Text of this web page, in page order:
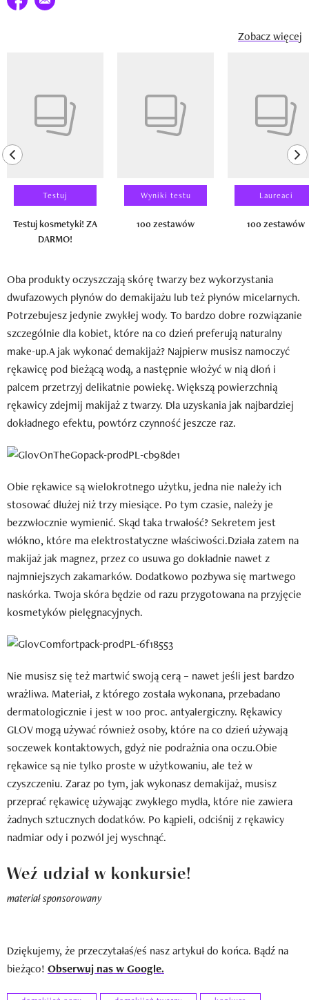
Zobacz więcej
previous element
Testuj
Testuj kosmetyki! ZA
DARMO!
Wyniki testu
100 zestawów
Laureaci
100 zestawów
Oba produkty oczyszczają skórę twarzy bez wykorzystania
dwufazowych płynów do demakijażu lub też płynów micelarnych.
Potrzebujesz jedynie zwykłej wody. To bardzo dobre rozwiązanie
szczególnie dla kobiet, które na co dzień preferują naturalny
make-up.A jak wykonać demakijaż? Najpierw musisz namoczyć
rękawicę pod bieżącą wodą, a następnie włożyć w nią dłoń i
palcem przetrzyj delikatnie powiekę. Większą powierzchnią
rękawicy zdejmij makijaż z twarzy. Dla uzyskania jak najbardziej
dokładnego efektu, powtórz czynność jeszcze raz.
Obie rękawice są wielokrotnego użytku, jedna nie należy ich
stosować dłużej niż trzy miesiące. Po tym czasie, należy je
bezzwłocznie wymienić. Skąd taka trwałość? Sekretem jest
włókno, które ma elektrostatyczne właściwości.Działa zatem na
makijaż jak magnez, przez co usuwa go dokładnie nawet z
najmniejszych zakamarków. Dodatkowo pozbywa się martwego
naskórka. Twoja skóra będzie od razu przygotowana na przyjęcie
kosmetyków pielęgnacyjnych.
Nie musisz się też martwić swoją cerą – nawet jeśli jest bardzo
wrażliwa. Materiał, z którego została wykonana, przebadano
dermatologicznie i jest w 100 proc. antyalergiczny. Rękawicy
GLOV mogą używać również osoby, które na co dzień używają
soczewek kontaktowych, gdyż nie podrażnia ona oczu.Obie
rękawice są nie tylko proste w użytkowaniu, ale też w
czyszczeniu. Zaraz po tym, jak wykonasz demakijaż, musisz
przeprać rękawicę używając zwykłego mydła, które nie zawiera
żadnych sztucznych dodatków. Po kąpieli, odciśnij z rękawicy
nadmiar ody i pozwól jej wyschnąć.
Weź udział w konkursie!
materiał sponsorowany
Dziękujemy, że przeczytałaś/eś nasz artykuł do końca. Bądź na
bieżąco! Obserwuj nas w Google.